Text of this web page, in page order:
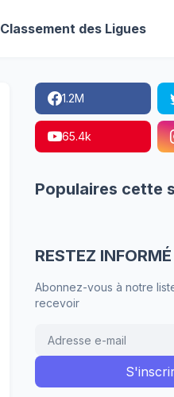
Classement des Ligues
1.2M
65.4k
Populaires cette
RESTEZ INFORMÉ
Abonnez-vous à notre
recevoir